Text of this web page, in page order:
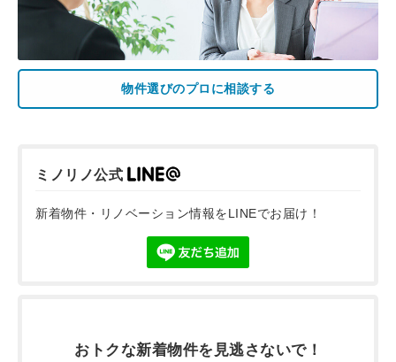
物件選びのプロに相談する
ミノリノ公式
新着物件・リノベーション情報をLINEでお届け！
おトクな新着物件を 見逃さないで！